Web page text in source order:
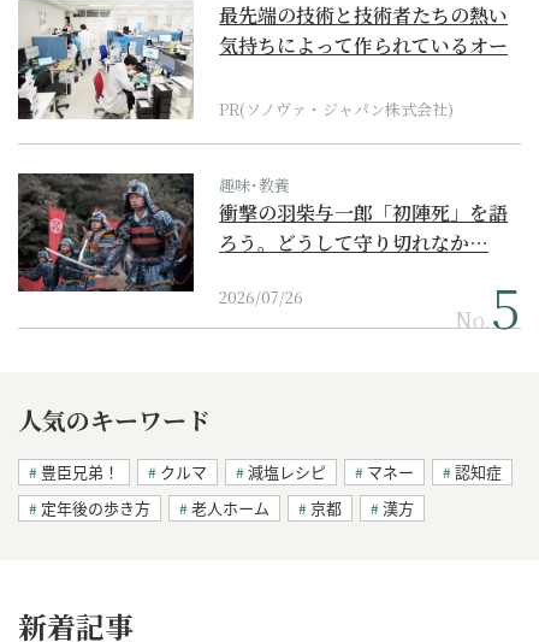
最先端の技術と技術者たちの熱い
気持ちによって作られているオー
PR(ソノヴァ・ジャパン株式会社)
趣味･教養
衝撃の羽柴与一郎「初陣死」を語
ろう。どうして守り切れなか…
2026/07/26
No.
人気のキーワード
豊臣兄弟！ クルマ 減塩レシピ マネー
認知症
定年後の歩き方
老人ホーム 京都 漢方
新着記事